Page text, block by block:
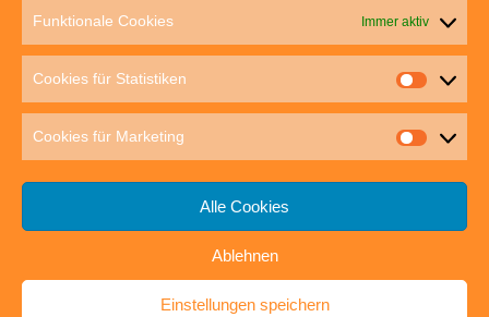
Funktionale Cookies Immer aktiv
Cookies für Statistiken
Cookies für Marketing
Alle Cookies
Ablehnen
Einstellungen speichern
Euer direkter Draht zu uns:
Thomas Rathay und Silke Rommel
70563 Stuttgart
post@outdoor-hochgenuss.de
IMPRESSUM DATENSCHUTZ